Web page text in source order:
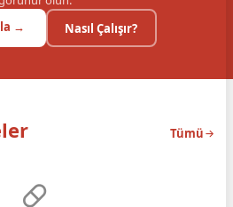
→
Nasıl Çalışır?
Tümü